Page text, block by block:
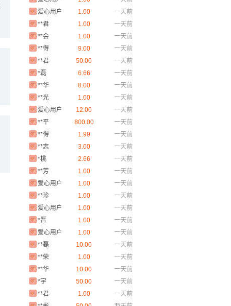
爱心用户
1.00
一天前
**君
1.00
一天前
**会
1.00
一天前
**得
9.00
一天前
**君
50.00
一天前
*磊
6.66
一天前
**华
8.00
一天前
**光
1.00
一天前
爱心用户
12.00
一天前
**平
800.00
一天前
**得
1.99
一天前
**志
3.00
一天前
*桃
2.66
一天前
**芳
1.00
一天前
爱心用户
1.00
一天前
**珍
1.00
一天前
爱心用户
1.00
一天前
*晋
1.00
一天前
爱心用户
1.00
一天前
**磊
10.00
一天前
**荣
1.00
一天前
**华
10.00
一天前
*宇
50.00
一天前
**君
1.00
一天前
**彬
50.00
两天前